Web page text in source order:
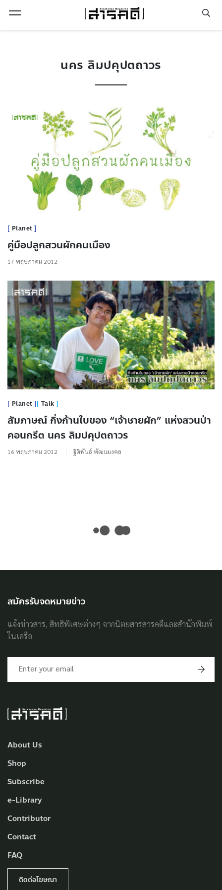
นคร ลิมปคุปตถาวร
Planet
คู่มือปลูกสวนผักคนเมือง
17 พฤษภาคม 2012
Planet Talk
สัมภาษณ์ กิ่งก้านใบของ “เจ้าชายผัก” แห่งสวนป่า
คอนกรีต นคร ลิมปคุปตถาวร
16 พฤษภาคม 2012 ฐิติพันธ์ พัฒนมงคล
About Us
Shop
Subscribe
e-Library
Contributor
Contact
FAQ
ติดต่อโฆษณา
สมัครรับจดหมายข่าว
แจ้งข่าวสาร, สิทธิพิเศษต่างๆ จากนิตยสารสารคดีและสำนักพิมพ์
ในเครือ